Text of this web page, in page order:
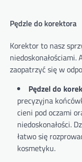
Pędzle do korektora
Korektor to nasz
niedoskonałościami.
zaopatrzyć się w
Pędzel do
precyzyjna
cieni pod oczami
niedoskonałości.
łatwo się
kosmetyku.